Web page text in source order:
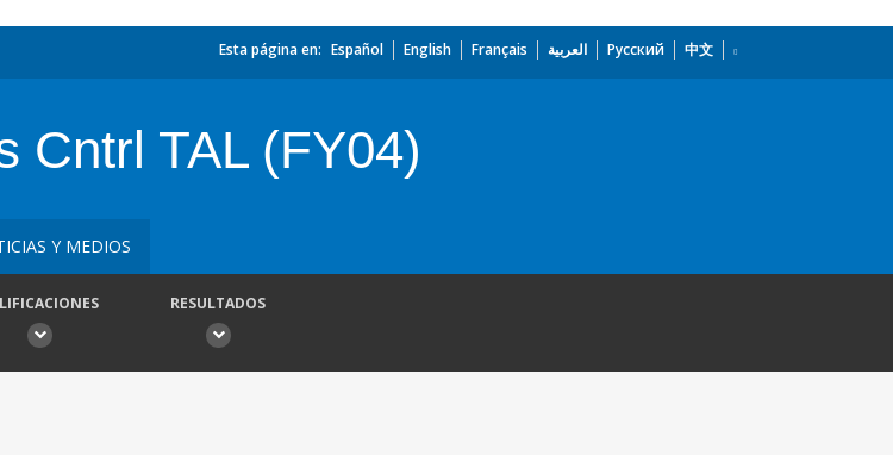
Esta página en: Español English Français العربية Русский 中文
Cntrl TAL (FY04)
Y MEDIOS
RESULTADOS